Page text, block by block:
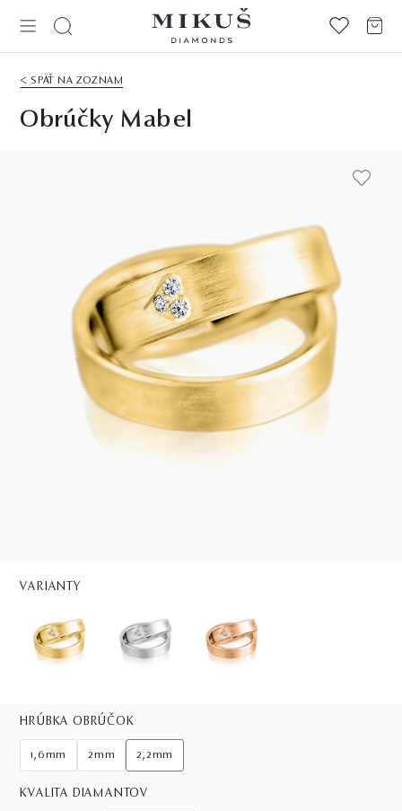
< SPÄŤ NA ZOZNAM
Obrúčky Mabel
VARIANTY
HRÚBKA OBRÚČOK
1,6mm 2mm 2,2mm
KVALITA DIAMANTOV